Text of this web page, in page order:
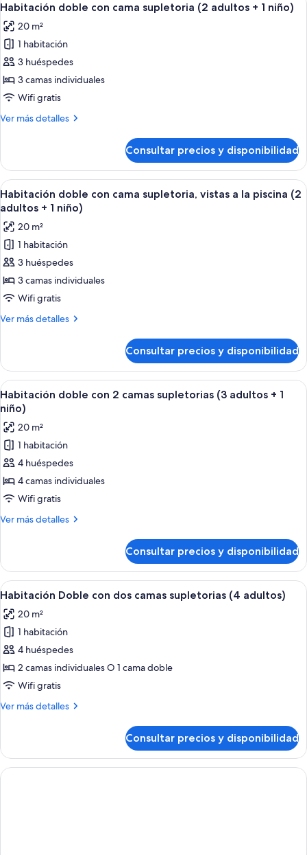
piscina
(3
adultos)
cama
vistas
la
piscina
(3
adultos)
todas
las
fotos
de
Habitación
doble
cama
adultos
+
1
niño)
5
Habitación doble con cama supletoria (2 adultos + 1 niño)
20 m²
1 habitación
3 huéspedes
3 camas individuales
Wifi gratis
Ver más detalles
Más
doble
con
cama
supletoria
adultos
+
niño)
Consultar precios y disponibilidad
Abrir
todas
las
fotos
de
Habitación
doble
con
cama
a
la
piscina
(2
adultos
+
niño)
Una habitación de hotel moderna
6
Habitación doble con cama supletoria, vistas a la piscina (2
adultos + 1 niño)
20 m²
1 habitación
3 huéspedes
3 camas individuales
Wifi gratis
Ver más detalles
Más
doble
con
cama
supletoria,
vistas
a
la
piscina
(2
adultos
niño)
Consultar precios y disponibilidad
Abrir
todas
las
fotos
de
Habitación
doble
con
2
(3
adultos
+
1
niño)
Habitación de hotel con dos camas,
5
Habitación doble con 2 camas supletorias (3 adultos + 1
niño)
20 m²
1 habitación
4 huéspedes
4 camas individuales
Wifi gratis
Ver más detalles
Más
doble
con
2
supletorias
(3
adultos
+
niño)
Consultar precios y disponibilidad
Abrir
todas
las
fotos
de
Habitación
Doble
dos
(4
adultos)
Habitación de hotel con dos camas,
4
Habitación Doble con dos camas supletorias (4 adultos)
20 m²
1 habitación
4 huéspedes
2 camas individuales O 1 cama doble
Wifi gratis
Ver más detalles
Más
Doble
con
dos
Consultar precios y disponibilidad